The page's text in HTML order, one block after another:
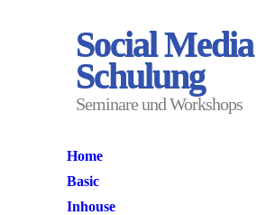
Social Media
Schulung
Seminare und Workshops
Home
Basic
Inhouse